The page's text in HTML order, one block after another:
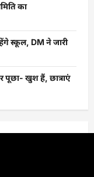
का
स्कूल, DM ने जारी
पूछा- खुश हैं, छात्राएं